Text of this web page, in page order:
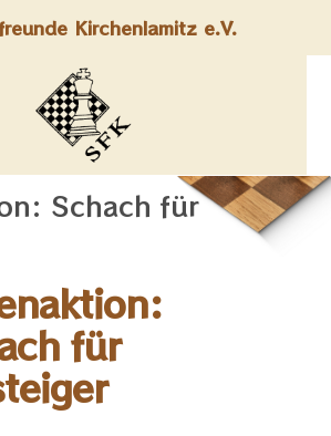
Schach für
für
Kirchenlamitz e.V.